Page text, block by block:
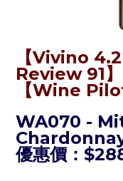
【Vivino 4.2
Review 91 】
【Wine
WA070 -
優惠價：